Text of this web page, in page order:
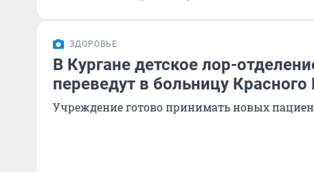
ЗДОРОВЬЕ
В Кургане детское лор-
переведут в больницу Красного
Учреждение готово принимать новых